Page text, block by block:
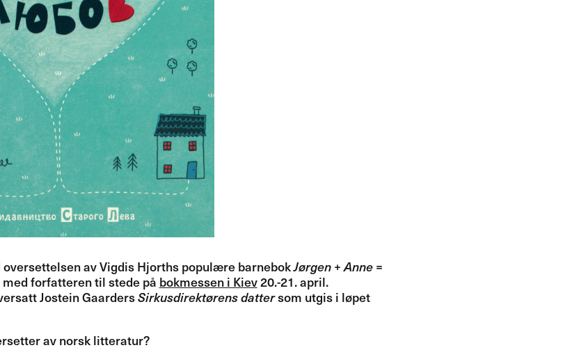
oversettelsen av Vigdis Hjorths popul​æ​re barnebokJ​ø​rgen + Anne =
forfatteren til stede p​å bokmessen i Kiev20.​​-21. april.
Jostein GaardersSirkusdirekt​ø​rens dattersom utgis i l​ø​pet
av norsk litteratur?​​